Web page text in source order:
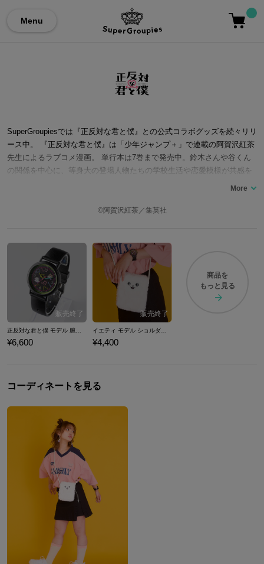
Menu
SuperGroupiesでは『正反対な君と僕』との公式コラボグッズを続々リリ
ース中。 『正反対な君と僕』は「少年ジャンプ＋」で連載の阿賀沢紅茶
先生によるラブコメ漫画。 単行本は7巻まで発売中。鈴木さんや谷くん
の関係を中心に、等身大の登場人物たちの学校生活や恋愛模様が共感を
呼んでいます。キャラクターたちのファッションや、登場する「イエテ
ちも人気です。 ここでは『正反対な君と僕』コラボの腕時計をはじめ、
©阿賀沢紅茶／集英社
¥6,600
イエティ モデル ショルダーポーチ 正反対な君と僕
¥4,400
商品を
もっと見る
コーディネートを見る